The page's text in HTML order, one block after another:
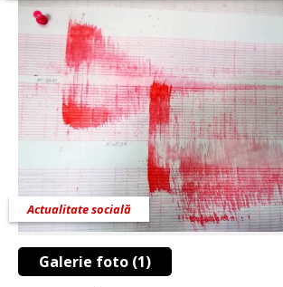
Galerie foto (1)
Actualitate socială